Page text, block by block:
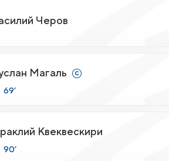
Черов
Магаль
69’
Квеквескири
90’